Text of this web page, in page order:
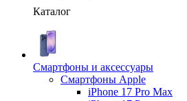
Каталог
Смартфоны и аксессуары
Смартфоны Apple
iPhone 17 Pro Max